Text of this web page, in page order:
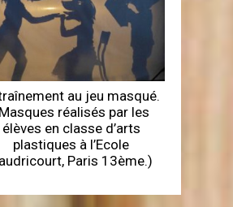
au jeu masqué.
réalisés par les
élèves en classe d’arts
plastiques à l’Ecole
Paris 13ème.)